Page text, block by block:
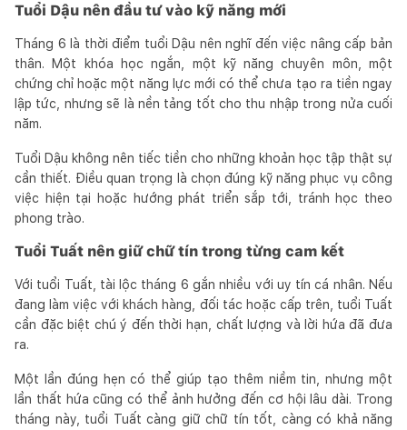
Tuổi Dậu nên đầu tư vào kỹ năng mới
Tháng 6 là thời điểm tuổi Dậu nên nghĩ đến việc nâng cấp bản
thân. Một khóa học ngắn, một kỹ năng chuyên môn, một
chứng chỉ hoặc một năng lực mới có thể chưa tạo ra tiền ngay
lập tức, nhưng sẽ là nền tảng tốt cho thu nhập trong nửa cuối
năm.
Tuổi Dậu không nên tiếc tiền cho những khoản học tập thật sự
cần thiết. Điều quan trọng là chọn đúng kỹ năng phục vụ công
việc hiện tại hoặc hướng phát triển sắp tới, tránh học theo
phong trào.
Tuổi Tuất nên giữ chữ tín trong từng cam kết
Với tuổi Tuất, tài lộc tháng 6 gắn nhiều với uy tín cá nhân. Nếu
đang làm việc với khách hàng, đối tác hoặc cấp trên, tuổi Tuất
cần đặc biệt chú ý đến thời hạn, chất lượng và lời hứa đã đưa
ra.
Một lần đúng hẹn có thể giúp tạo thêm niềm tin, nhưng một
lần thất hứa cũng có thể ảnh hưởng đến cơ hội lâu dài. Trong
tháng này, tuổi Tuất càng giữ chữ tín tốt, càng có khả năng